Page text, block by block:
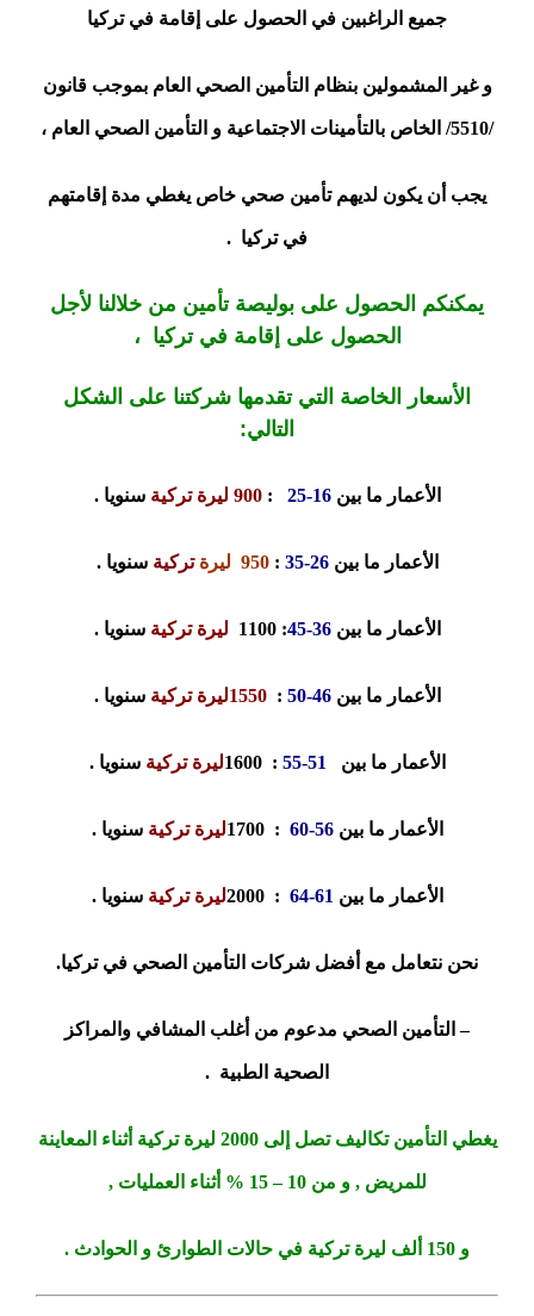
جميع الراغبين في الحصول على إقامة في تركيا
و غير المشمولين بنظام التأمين الصحي العام بموجب قانون
/5510/ الخاص بالتأمينات الاجتماعية و التأمين الصحي العام ،
يجب أن يكون لديهم تأمين صحي خاص يغطي مدة إقامتهم
في تركيا .
يمكنكم الحصول على بوليصة تأمين من خلالنا لأجل
الحصول على إقامة في تركيا ،
الأسعار الخاصة التي تقدمها شركتنا على الشكل
التالي:
الأعمار ما بين 16-25
: 900 ليرة تركية سنويا .
الأعمار ما بين26-35
:
950 ليرة تركية سنويا .
الأعمار ما بين36-45
: 1100 ليرة تركية سنويا .
الأعمار ما بين46-50
:1550ليرة تركية سنويا .
الأعمار ما بين 51-55
: 1600 ليرة تركية سنويا .
الأعمار ما بين56-60
: 1700 ليرة تركية سنويا .
الأعمار ما بين 61-64
: 2000 ليرة تركية سنويا .
نحن نتعامل مع أفضل شركات التأمين الصحي في تركيا.
– التأمين الصحي مدعوم من أغلب المشافي والمراكز
الصحية الطبية .
يغطي التأمين تكاليف تصل إلى 2000 ليرة تركية أثناء المعاينة
للمريض , و من 10 – 15 % أثناء العمليات ,
و 150 ألف ليرة تركية في حالات الطوارئ و الحوادث .